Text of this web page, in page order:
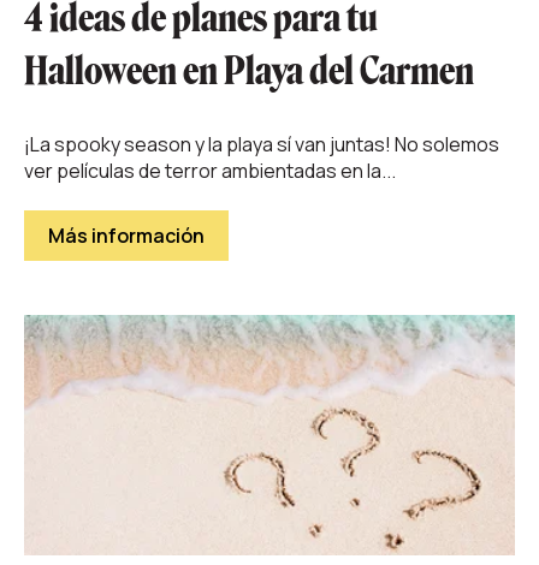
4 ideas de planes para tu
Halloween en Playa del Carmen
¡La spooky season y la playa sí van juntas! No solemos
ver películas de terror ambientadas en la...
Más información